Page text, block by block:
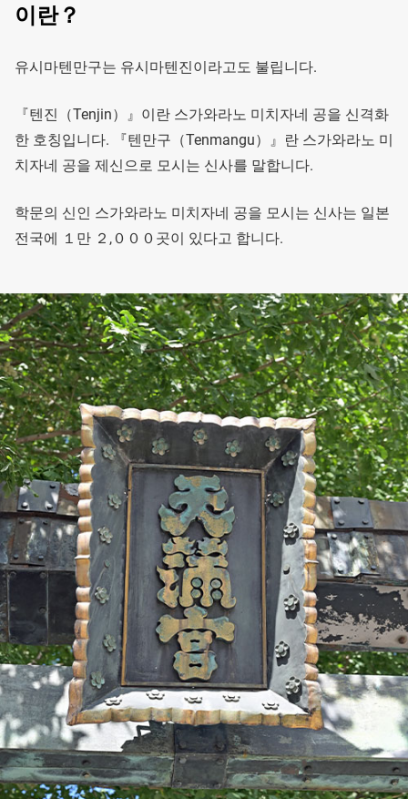
이란？
유시마텐만구는 유시마텐진이라고도 불립니다.
『텐진（Tenjin）』이란 스가와라노 미치자네 공을 신격화
한 호칭입니다. 『텐만구（Tenmangu）』란 스가와라노 미
치자네 공을 제신으로 모시는 신사를 말합니다.
학문의 신인 스가와라노 미치자네 공을 모시는 신사는 일본
전국에 １만 ２,０００곳이 있다고 합니다.